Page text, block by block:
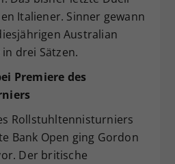
Italiener. Sinner gewann
Australian
drei Sätzen.
Premiere des
Rollstuhltennisturniers
Bank Open ging Gordon
Der britische